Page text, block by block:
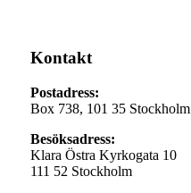
Kontakt
Postadress:
Box 738, 101 35 Stockholm
Besöksadress:
Klara Östra Kyrkogata 10
111 52 Stockholm